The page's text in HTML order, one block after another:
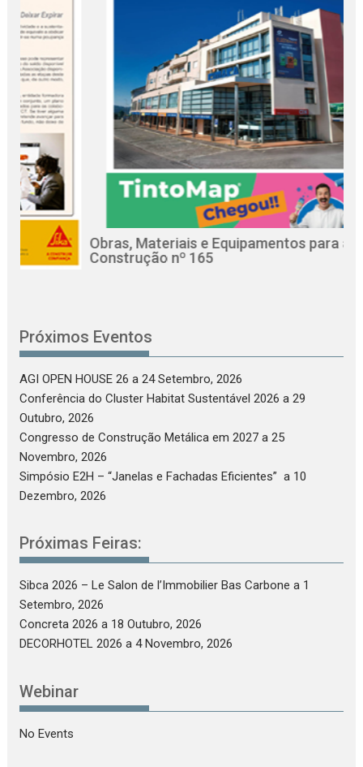
Obras, Materiais e Equipamentos para a
Construção nº 165
Próximos Eventos
AGI OPEN HOUSE 26 a 24 Setembro, 2026
Conferência do Cluster Habitat Sustentável 2026 a 29
Outubro, 2026
Congresso de Construção Metálica em 2027 a 25
Novembro, 2026
Simpósio E2H – “Janelas e Fachadas Eficientes” a 10
Dezembro, 2026
Próximas Feiras:
Sibca 2026 – Le Salon de l’Immobilier Bas Carbone a 1
Setembro, 2026
Concreta 2026 a 18 Outubro, 2026
DECORHOTEL 2026 a 4 Novembro, 2026
Webinar
No Events